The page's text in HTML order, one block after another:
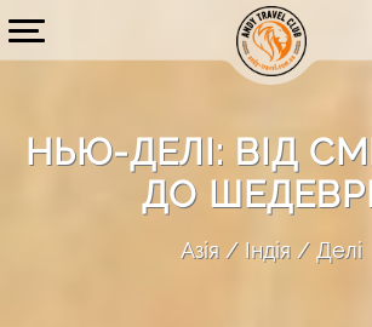
НЬЮ-ДЕЛІ: ВІД
ДО
Азія Індія Делі